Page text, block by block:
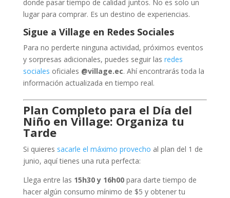
donde pasar tiempo de calidad juntos. No es solo un
lugar para comprar. Es un destino de experiencias.
Sigue a Village en Redes Sociales
Para no perderte ninguna actividad, próximos eventos
y sorpresas adicionales, puedes seguir las redes
sociales oficiales @village.ec. Ahí encontrarás toda la
información actualizada en tiempo real.
Plan Completo para el Día del
Niño en Village: Organiza tu
Tarde
Si quieres sacarle el máximo provecho al plan del 1 de
junio, aquí tienes una ruta perfecta:
Llega entre las 15h30 y 16h00para darte tiempo de
hacer algún consumo mínimo de $5 y obtener tu